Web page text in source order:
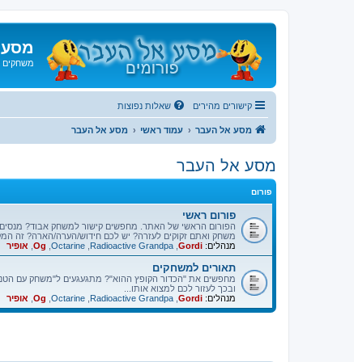
משחקים
קישורים מהירים שאלות נפוצות
מסע אל העבר עמוד ראשי מסע אל העבר
מסע אל העבר
פורום
פורום ראשי
הפורום הראשי של האתר. מחפשים קישור למשחק אבוד?
משחק ואתם זקוקים לעזרה? יש לכם חידוש/הערה/הארה? זה
מנהלים: Gordi
Radioactive Grandpa
Octarine
Og אופיר
תאורים למשחקים
מחפשים את "הכדור הקופץ ההוא"? מתגעגעים ל"משחק עם
ובכך לעזור לכם למצוא אותו...
מנהלים: Gordi
Radioactive Grandpa
Octarine
Og אופיר